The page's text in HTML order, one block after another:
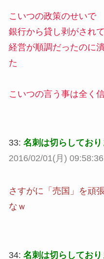
こいつの政策のせいで
銀行から貸し剥がされて
経営が順調だったのに
た
こいつの言う事は全く
33: 名刺は切らしており
2016/02/01(月)
さすがに「売国」を頑
なｗ
34: 名刺は切らしており